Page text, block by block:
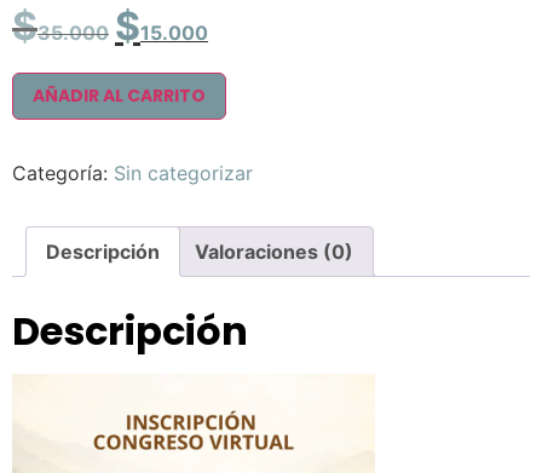
$35.000 $15.000
AÑADIR AL CARRITO
Categoría: Sin categorizar
Descripción Valoraciones (0)
Descripción